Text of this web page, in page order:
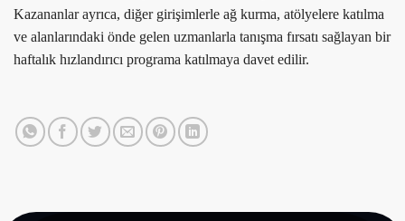
Kazananlar ayrıca, diğer girişimlerle ağ kurma, atölyelere katılma
ve alanlarındaki önde gelen uzmanlarla tanışma fırsatı sağlayan bir
haftalık hızlandırıcı programa katılmaya davet edilir.